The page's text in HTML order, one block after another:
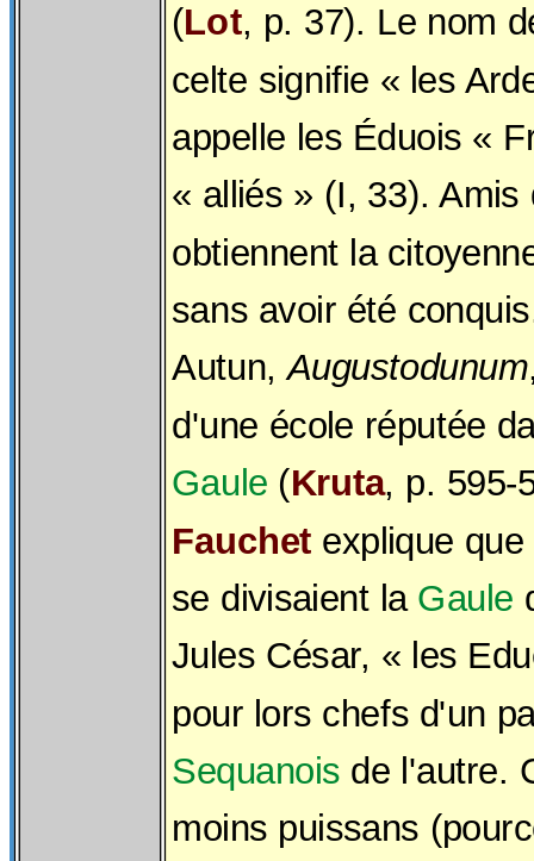
(Lot, p. 37). Le nom
celte signifie « les
appelle les Éduois «
« alliés » (I, 33). Amis
obtiennent la
sans avoir été
Autun,Augustodunum
d'une école réputée
Gaule (Kruta, p. 595-
Fauchet explique
se divisaient la Gaule
Jules César, « les
pour lors chefs d'un
Sequanois de l'autre.
moins puissans